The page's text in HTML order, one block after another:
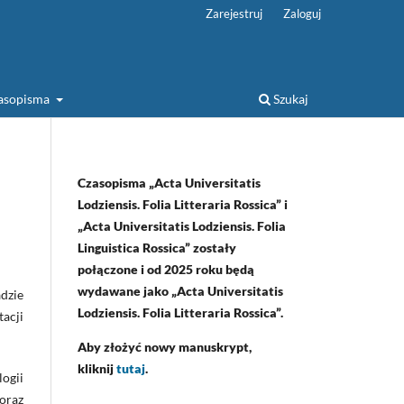
Szukaj
Zarejestruj Zaloguj
Czasopisma „Acta Universitatis
Lodziensis. Folia Litteraria Rossica” i
„Acta Universitatis Lodziensis. Folia
Linguistica Rossica” zostały
połączone i od 2025 roku będą
wydawane jako „Acta Universitatis
Lodziensis. Folia Litteraria Rossica”.
Aby złożyć nowy manuskrypt,
kliknijtutaj.